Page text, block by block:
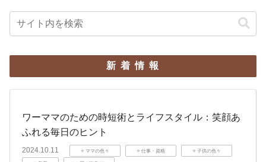
新着情報
ワーママのための時短術とライフスタイル：笑顔あ
ふれる毎日のヒント
2024.10.11 ⭐️ ママの色々 ⭐️ 仕事・資格 ⭐️ 子供の色々